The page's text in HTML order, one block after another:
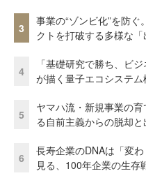
3
事業の“ゾンビ化”を防
クトを打破する多様な「
4
「基礎研究で勝ち、ビ
が描く量子エコシステ
5
ヤマハ流・新規事業の
る自前主義からの脱却
6
長寿企業のDNAは「変
見る、100年企業の生存